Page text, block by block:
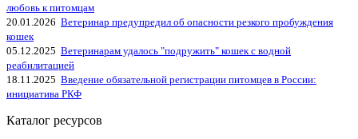
любовь к питомцам
20.01.2026 Ветеринар предупредил об опасности резкого пробуждения
кошек
05.12.2025 Ветеринарам удалось "подружить" кошек с водной
реабилитацией
18.11.2025 Введение обязательной регистрации питомцев в России:
инициатива РКФ
Каталог ресурсов